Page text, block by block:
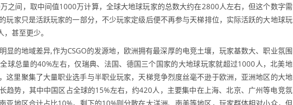
之间，取中间值1000万计算，全球大地球玩家的总数大约在2800人左右，但这个数字需
玩家只是活跃玩家的一部分，不少玩家定级后便不再参与天梯排位，实际活跃的大地球玩
甚至更少。
显的地域差异,作为CSGO的发源地，欧洲拥有最深厚的电竞土壤，玩家基数大、职业氛围
球总量的40%左右，仅瑞典、法国、德国三个国家的大地球玩家就超过1000人，北美地
这里聚集了大量职业选手与半职业玩家，天梯竞争烈度丝毫不逊于欧洲，亚洲地区的大地
趋势，其中中国区占全球的15%左右，约420人，主要集中在上海、北京、广州等电竞氛
亚地区合计占比10%，剩下的10%则分散在大洋洲、南美等地区，玩家群体相对小众，但